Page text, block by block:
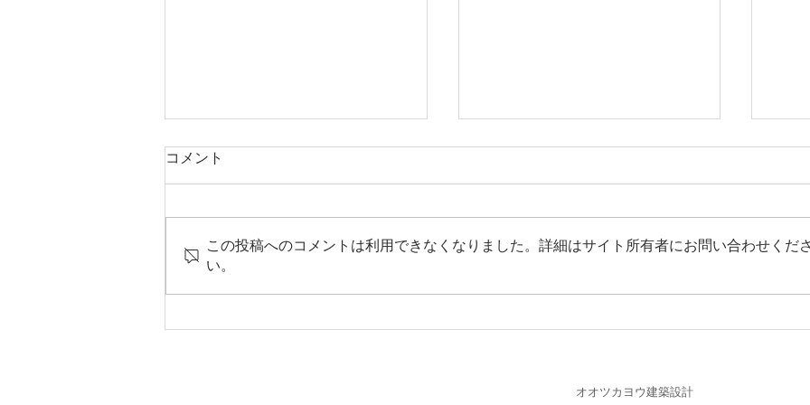
三ツ割の家
「囲いの平屋」内覧会のご案
コメント
この投稿へのコメントは利用できなくなりました。詳細はサイト所有者にお問い合わせくださ
い。
オオツカヨウ建築設計